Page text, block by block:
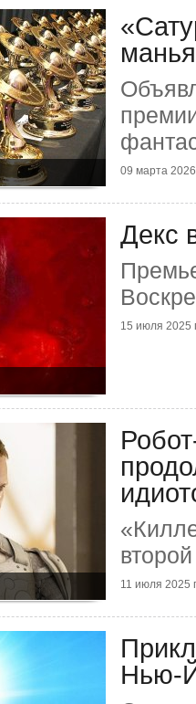
09 марта 2026
Декс
15 июля 2025
11 июля 2025
Нью-